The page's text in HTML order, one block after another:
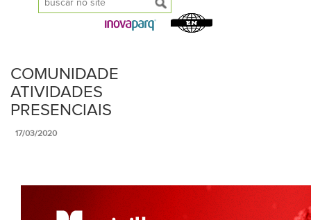
COMUNIDADE
ATIVIDADES
PRESENCIAIS
17/03/2020